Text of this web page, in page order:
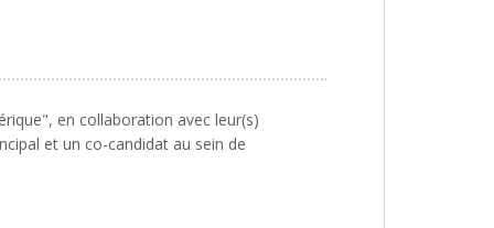
en collaboration avec leur(s)
et un co-candidat au sein de